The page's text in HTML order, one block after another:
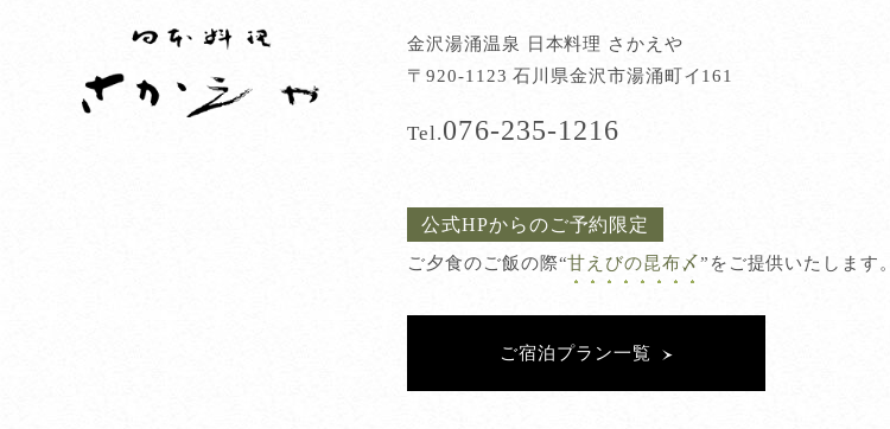
金沢湯涌温泉 日本料理 さかえや
〒920-1123 石川県金沢市湯涌町イ161
Tel.076-235-1216
公式HPからのご予約限定
ご夕食のご飯の際“甘えびの昆布〆”をご提供いたします。
ご宿泊プラン一覧